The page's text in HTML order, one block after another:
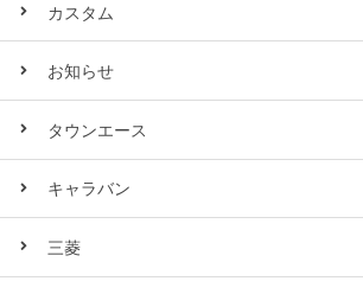
カスタム
お知らせ
タウンエース
キャラバン
三菱